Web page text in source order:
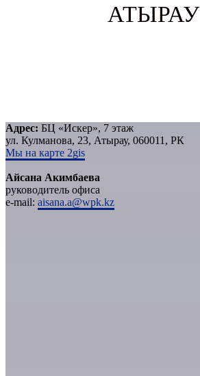
АТЫРАУ
Адрес: БЦ «Искер», 7 этаж
ул. Кулманова, 23, Атырау, 060011, РК
Мы на карте 2gis
Айсана Акимбаева
руководитель офиса
e-mail: aisana.a@wpk.kz